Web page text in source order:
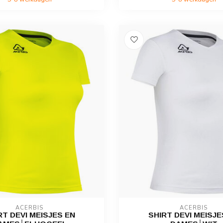
ACERBIS
DEVI MEISJES EN
ACERBIS
SHIRT DEVI